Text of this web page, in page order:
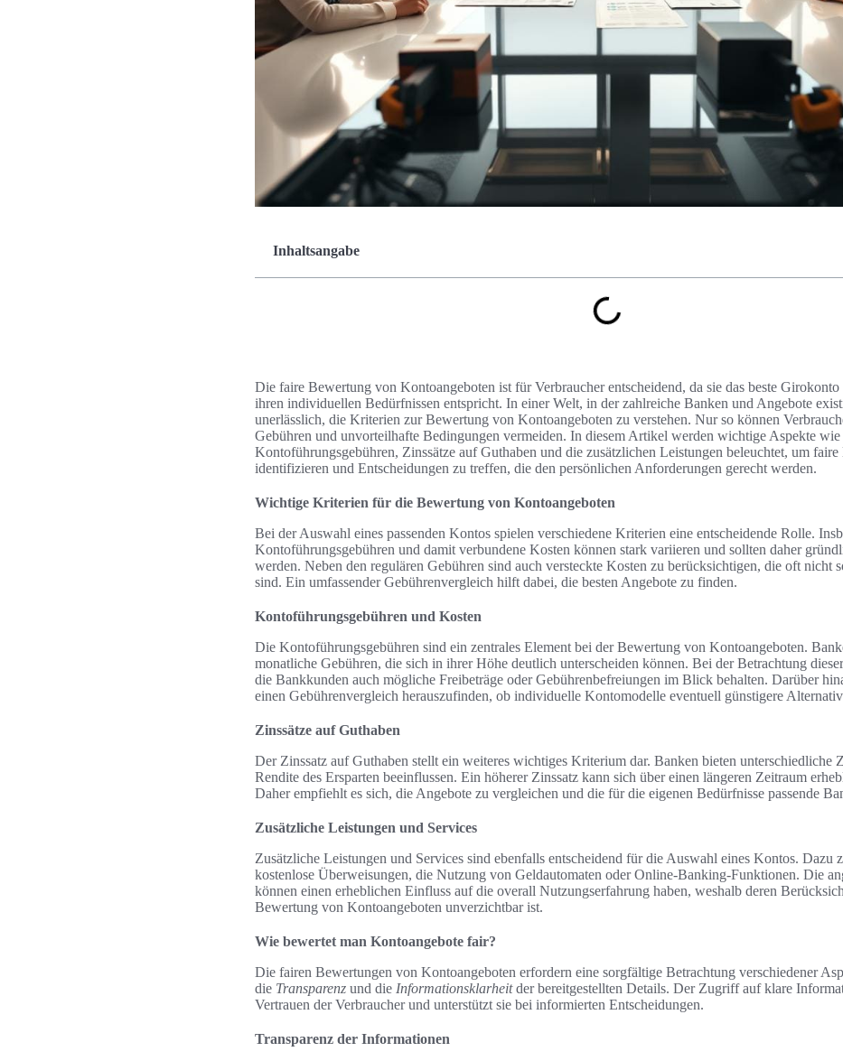
Inhaltsangabe
Die faire Bewertung von Kontoangeboten ist für Verbraucher entscheidend, da sie das beste
ihren individuellen Bedürfnissen entspricht. In einer Welt, in der zahlreiche Banken und Angebote
unerlässlich, die Kriterien zur Bewertung von Kontoangeboten zu verstehen. Nur so können
Gebühren und unvorteilhafte Bedingungen vermeiden. In diesem Artikel werden wichtige Aspekte wie
Kontoführungsgebühren, Zinssätze auf Guthaben und die zusätzlichen Leistungen beleuchtet, um
identifizieren und Entscheidungen zu treffen, die den persönlichen Anforderungen gerecht werden.
Wichtige Kriterien für die Bewertung von Kontoangeboten
Bei der Auswahl eines passenden Kontos spielen verschiedene Kriterien eine entscheidende Rolle.
Kontoführungsgebühren und damit verbundene Kosten können stark variieren und sollten daher
werden. Neben den regulären Gebühren sind auch versteckte Kosten zu berücksichtigen, die oft nicht
sind. Ein umfassender Gebührenvergleich hilft dabei, die besten Angebote zu finden.
Kontoführungsgebühren und Kosten
Die Kontoführungsgebühren sind ein zentrales Element bei der Bewertung von Kontoangeboten.
monatliche Gebühren, die sich in ihrer Höhe deutlich unterscheiden können. Bei der Betrachtung
die Bankkunden auch mögliche Freibeträge oder Gebührenbefreiungen im Blick behalten. Darüber
einen Gebührenvergleich herauszufinden, ob individuelle Kontomodelle eventuell günstigere
Zinssätze auf Guthaben
Der Zinssatz auf Guthaben stellt ein weiteres wichtiges Kriterium dar. Banken bieten unterschiedliche
Rendite des Ersparten beeinflussen. Ein höherer Zinssatz kann sich über einen längeren Zeitraum
Daher empfiehlt es sich, die Angebote zu vergleichen und die für die eigenen Bedürfnisse passende
Zusätzliche Leistungen und Services
Zusätzliche Leistungen und Services sind ebenfalls entscheidend für die Auswahl eines Kontos. Dazu
kostenlose Überweisungen, die Nutzung von Geldautomaten oder Online-Banking-Funktionen. Die
können einen erheblichen Einfluss auf die overall Nutzungserfahrung haben, weshalb deren
Bewertung von Kontoangeboten unverzichtbar ist.
Wie bewertet man Kontoangebote fair?
Die fairen Bewertungen von Kontoangeboten erfordern eine sorgfältige Betrachtung verschiedener
die Transparenz und die Informationsklarheitder bereitgestellten Details. Der Zugriff auf klare
Vertrauen der Verbraucher und unterstützt sie bei informierten Entscheidungen.
Transparenz der Informationen